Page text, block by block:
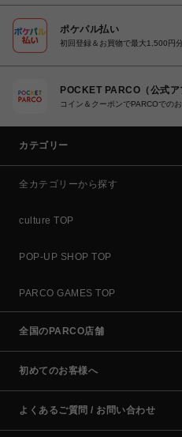
ポケパル払い
初回登録＆お買物で最大1,500円
POCKET PARCO（公式ア
コイン＆クーポンでPARCOでの
カテゴリー
全カテゴリーから探す
culture TOP
POP-UP SHOP TOP
PARCO GAMES TOP
全国のPARCO店舗
初めてのお客様へ
よくあるご質問 / お問い合わせ